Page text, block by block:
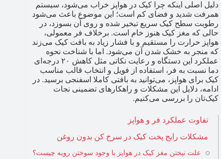
دلیل اصلی اینکه چرا کیک در هواپز خراب می‌شود، سیستم
همرفت شدید و فضای کم است؛ این موضوع باعث می‌شود
رطوبت سطح کیک سریع تبخیر شده و روی آن بسوزد، در
حالی که مغز کیک هنوز خام است. برخلاف فر معمولی،
هواپز حرارت را مستقیم و با فشار زیاد به بافت کیک می‌زند
که منجر به خشک شدن آن می‌شود. اما با شناخت نحوه
عملکرد این دستگاه و رعایت نکاتی مثل کاهش ۲۰ درجه‌ای
دما نسبت به فر، استفاده از فویل و انتخاب قالب مناسب
کیک برای هواپز، می‌توانید به بافتی کاملا اسفنجی برسید. در
ادامه، دلایل این مشکلات و راهکارهای تضمینی نجات
کیک‌تان را بررسی می‌کنیم.
تفاوت عملکرد فر و هواپز
مشکلات رایج پخت کیک در سرخ کن بدون روغن
علت نپختن مغز کیک در هواپز با وجود سوختن رویه چیست؟